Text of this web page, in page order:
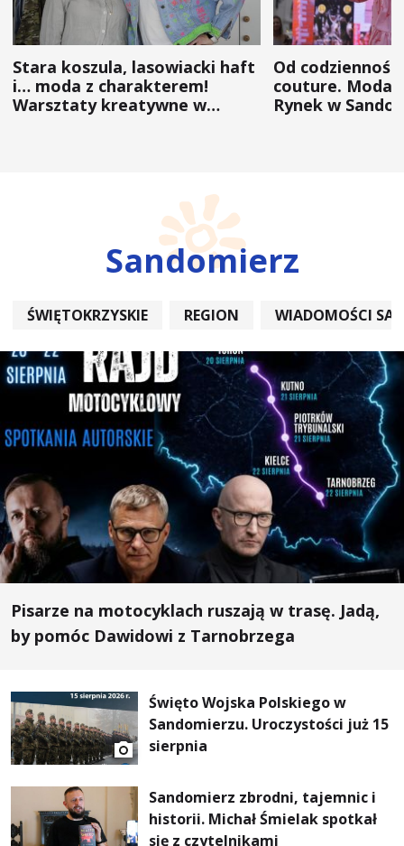
Stara koszula, lasowiacki haft
i… moda z charakterem!
Warsztaty kreatywne w
Od
couture. Moda
Rynek w
Sandomierz
ŚWIĘTOKRZYSKIE REGION WIADOMOŚCI
Pisarze na motocyklach ruszają w trasę. Jadą,
by pomóc Dawidowi z Tarnobrzega
Święto Wojska Polskiego w
Sandomierzu. Uroczystości już 15
sierpnia
Sandomierz zbrodni, tajemnic i
historii. Michał Śmielak spotkał
się z czytelnikami